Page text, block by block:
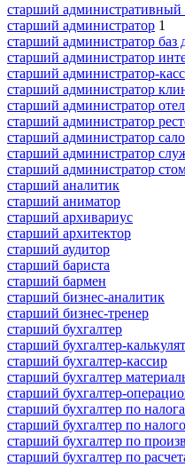
старший административный
старший администратор 1
старший администратор баз
старший администратор
старший администратор-
старший администратор
старший администратор
старший администратор
старший администратор
старший администратор
старший администратор
старший аналитик
старший аниматор
старший архивариус
старший архитектор
старший аудитор
старший бариста
старший бармен
старший бизнес-аналитик
старший бизнес-тренер
старший бухгалтер
старший бухгалтер-
старший бухгалтер-кассир
старший бухгалтер
старший бухгалтер-
старший бухгалтер по
старший бухгалтер по
старший бухгалтер по
старший бухгалтер по